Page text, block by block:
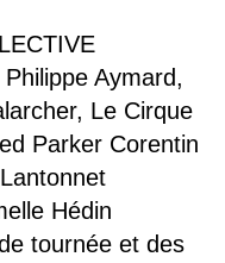
Aymard,
Le Cirque
Parker Corentin
Hédin
tournée et des